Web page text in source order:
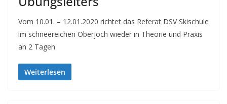
Vom 10.01. – 12.01.2020 richtet das Referat DSV Skischule
im schneereichen Oberjoch wieder in Theorie und Praxis
an 2 Tagen
Weiterlesen